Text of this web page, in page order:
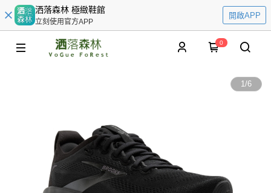
洒落森林 極緻鞋館
立刻使用官方APP
開啟APP
0
1/6